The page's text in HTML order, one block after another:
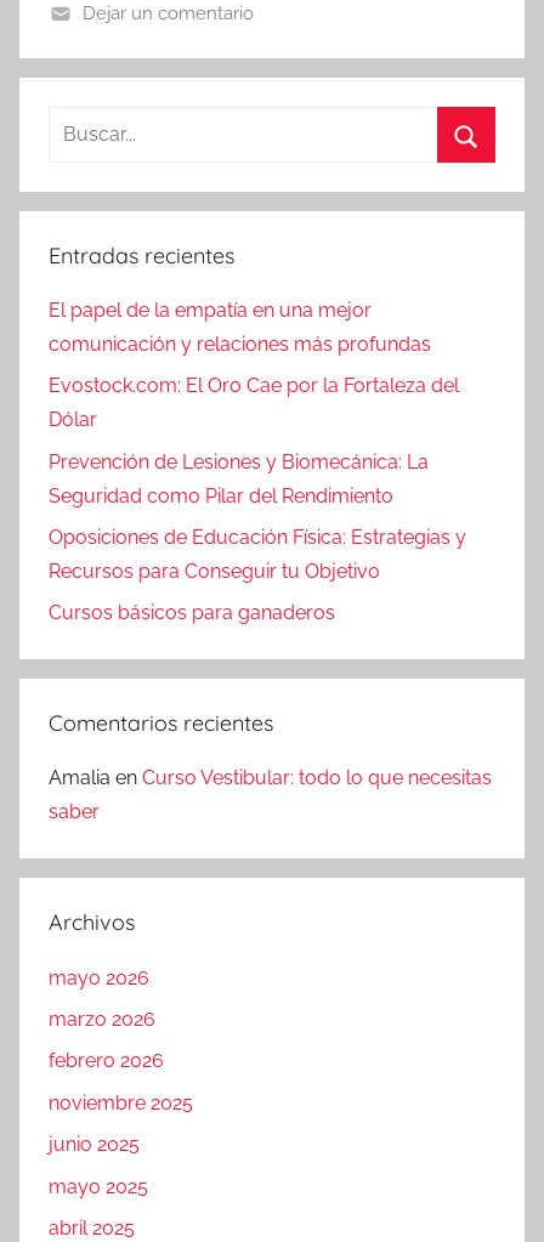
Dejar un comentario
Buscar:
Entradas recientes
El papel de la empatía en una mejor
comunicación y relaciones más profundas
Evostock.com: El Oro Cae por la Fortaleza del
Dólar
Prevención de Lesiones y Biomecánica: La
Seguridad como Pilar del Rendimiento
Oposiciones de Educación Física: Estrategias y
Recursos para Conseguir tu Objetivo
Cursos básicos para ganaderos
Comentarios recientes
Amalia en Curso Vestibular: todo lo que necesitas
saber
Archivos
mayo 2026
marzo 2026
febrero 2026
noviembre 2025
junio 2025
mayo 2025
abril 2025